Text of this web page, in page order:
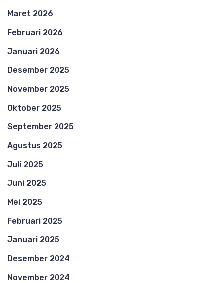
Maret 2026
Februari 2026
Januari 2026
Desember 2025
November 2025
Oktober 2025
September 2025
Agustus 2025
Juli 2025
Juni 2025
Mei 2025
Februari 2025
Januari 2025
Desember 2024
November 2024